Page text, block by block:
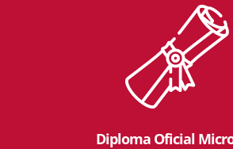
Diploma Oficial